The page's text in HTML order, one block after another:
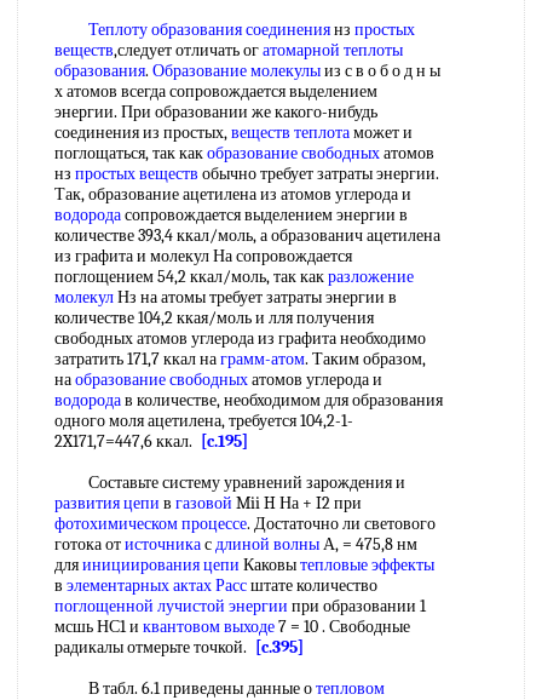
Теплоту образования соединениянз простых
веществ,следует отличать огатомарной теплоты
образования. Образование молекулыиз с в о б о д н ы
х атомов всегда сопровождается выделением
энергии. При образовании же какого-нибудь
соединения из простых,веществ теплотаможет и
поглощаться, так какобразование свободныхатомов
нз простых веществ обычно требует затраты энергии.
Так, образование ацетилена из атомов углерода и
водородасопровождается выделением энергии в
количестве 393,4 ккал/моль, а образованич ацетилена
из графита и молекул На сопровождается
поглощением 54,2 ккал/моль, так какразложение
молекулНз на атомы требует затраты энергии в
количестве 104,2 ккая/моль и лля получения
свободных атомов углерода из графита необходимо
затратить 171,7 ккал награмм-атом. Таким образом,
наобразование свободныхатомов углерода и
водородав количестве, необходимом для образования
одного моля ацетилена, требуется 104,2-1-
2X171,7=447,6 ккал.
[c.195]
Составьте систему уравнений зарождения и
развития цепи в газовой Mii H На + I2 при
фотохимическом процессе. Достаточно ли светового
готока отисточникасдлиной волныА, = 475,8 нм
дляинициирования цепи Каковытепловые эффекты
в элементарных актахРассштате количество
поглощенной лучистой энергии при образовании 1
мсшь НС1 и квантовом выходе7 = 10 . Свободные
радикалы отмерьте точкой.
[c.395]
В табл. 6.1 приведены данные отепловом